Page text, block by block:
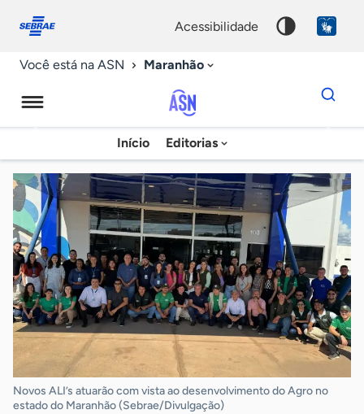
conosco
acessibilidade
Você está na ASN Maranhão
Agência
Sebrae
de
Notícias
Início Editorias
Dados
para
chave
Novos ALI’s atuarão com vista ao desenvolvimento do Agro no
estado do Maranhão (Sebrae/Divulgação)